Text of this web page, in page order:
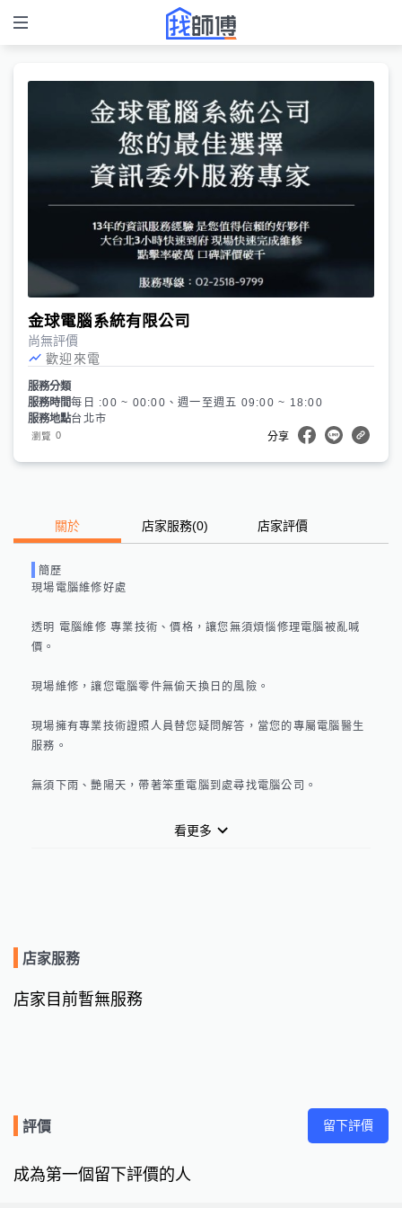
金球電腦系統有限公司
尚無評價
歡迎來電
服務分類
服務時間每日 :00 ~ 00:00、週一至週五 09:00 ~ 18:00
服務地點台北市
瀏覽 0 分享
關於 店家服務(0) 店家評價
簡歷
現場電腦維修好處
透明 電腦維修 專業技術、價格，讓您無須煩惱修理電腦被亂喊
價。
現場維修，讓您電腦零件無偷天換日的風險。
現場擁有專業技術證照人員替您疑問解答，當您的專屬電腦醫生
服務。
無須下雨、艷陽天，帶著笨重電腦到處尋找電腦公司。
到府現場完修，不讓您的個資及企業機密外流。
車馬費：NT$1,500元整（大台北地區），其它地區另計。
看更多
店家服務
店家目前暫無服務
評價 留下評價
成為第一個留下評價的人